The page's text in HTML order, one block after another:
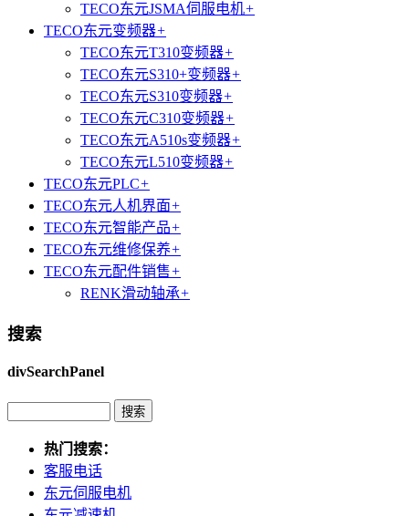
TECO东元JSMA伺服电机+
TECO东元变频器+
TECO东元T310变频器+
TECO东元S310+变频器+
TECO东元S310变频器+
TECO东元C310变频器+
TECO东元A510s变频器+
TECO东元L510变频器+
TECO东元PLC+
TECO东元人机界面+
TECO东元智能产品+
TECO东元维修保养+
TECO东元配件销售+
RENK滑动轴承+
搜索
divSearchPanel
热门搜索：
客服电话
东元伺服电机